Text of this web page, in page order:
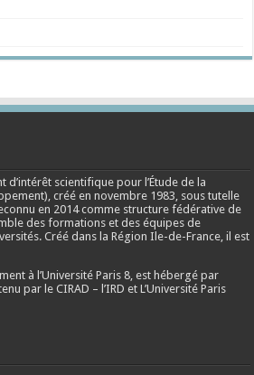
d’intérêt scientifique pour l’Étude de la
créé ennovembre 1983 , sous tutelle
en 2014 comme structure fédérative de
des formations et des équipes de
Créé dans la Région Ile-de-France, il est
à l’Université Paris 8, est hébergé par
par le CIRAD – l’IRD et L’Université Paris